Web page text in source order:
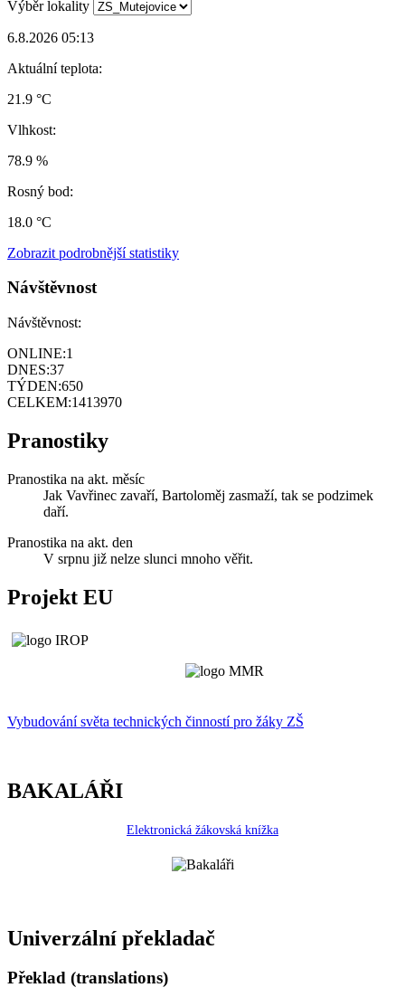
Výběr lokality
6.8.2026 05:13
Aktuální teplota:
21.9 °C
Vlhkost:
78.9 %
Rosný bod:
18.0 °C
Zobrazit podrobnější statistiky
Návštěvnost
Návštěvnost:
ONLINE:1
DNES:37
TÝDEN:650
CELKEM:1413970
Pranostiky
Pranostika na akt. měsíc
Jak Vavřinec zavaří, Bartoloměj zasmaží, tak se podzimek
daří.
Pranostika na akt. den
V srpnu již nelze slunci mnoho věřit.
Projekt EU
Vybudování světa technických činností pro žáky ZŠ
BAKALÁŘI
Elektronická žákovská knížka
Univerzální překladač
Překlad (translations)